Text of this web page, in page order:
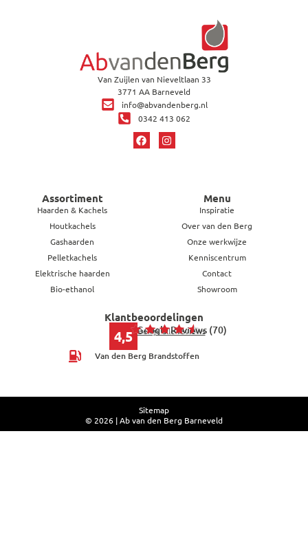
Van Zuijlen van Nieveltlaan 33
3771 AA Barneveld
info@abvandenberg.nl
0342 413 062
Assortiment
Haarden & Kachels
Houtkachels
Gashaarden
Pelletkachels
Elektrische haarden
Bio-ethanol
Menu
Inspiratie
Over van den Berg
Onze werkwijze
Kenniscentrum
Contact
Showroom
Klantbeoordelingen
4,5 Google Reviews (70)
Bekijk alle reviews
Van den Berg Brandstoffen
© 2026 | Ab van den Berg Barneveld
Sitemap